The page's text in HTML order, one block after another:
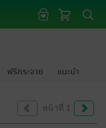
ฟรีกระจาย แนะนำ
หน้าที่ 1